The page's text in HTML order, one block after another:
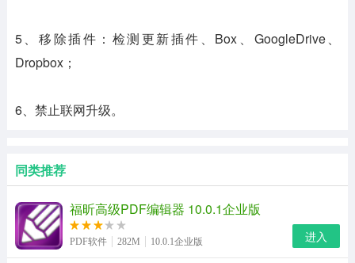
5、移除插件：检测更新插件、Box、GoogleDrive、
Dropbox；
6、禁止联网升级。
同类推荐
福昕高级PDF编辑器 10.0.1企业版
PDF软件 282M 10.0.1企业版 进入